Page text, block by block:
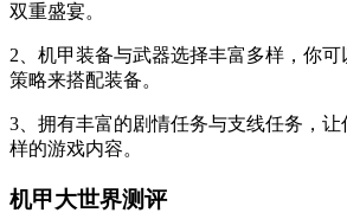
双重盛宴。
2、机甲装备与武器选择丰富多样，你
策略来搭配装备。
3、拥有丰富的剧情任务与支线任务，
样的游戏内容。
机甲大世界测评